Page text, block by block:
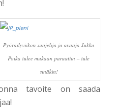
Pyöräilyviikon suojelija ja avaaja Jukka
Poika tulee mukaan paraatiin – tule
sinäkin!
tavoite on saada